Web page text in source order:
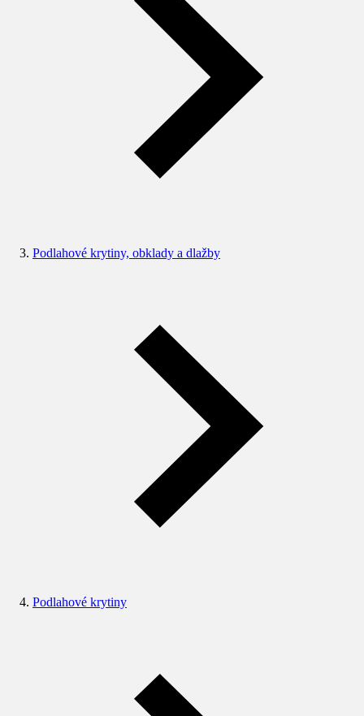
Podlahové krytiny, obklady a dlažby
Podlahové krytiny